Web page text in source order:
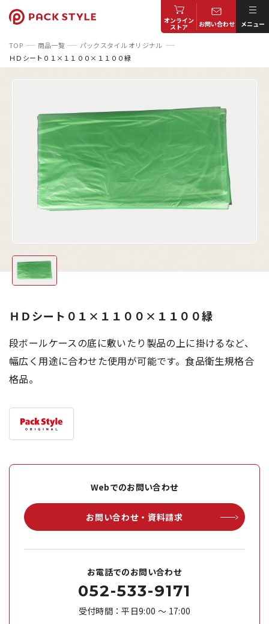
オンライン
ストア お問い合わせ メニュー
TOP 商品一覧
パックスタイル オリジナル
ＨＤシート０１×１１００×１１００緑
ＨＤシート０１×１１００×１１００緑
段ボールケースの底に敷いたり製品の上に掛けるなど、
幅広く用途に合わせた使用が可能です。食品衛生規格合
格品。
Webでのお問い合わせ
お問い合わせ・資料請求
お電話でのお問い合わせ
052-533-9171
受付時間：平日9:00 ～ 17:00